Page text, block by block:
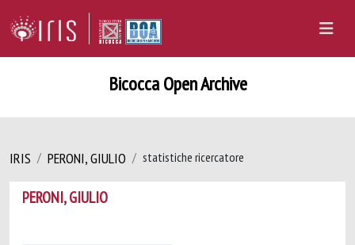
Bicocca Open Archive
IRIS PERONI, GIULIO statistiche ricercatore
PERONI, GIULIO